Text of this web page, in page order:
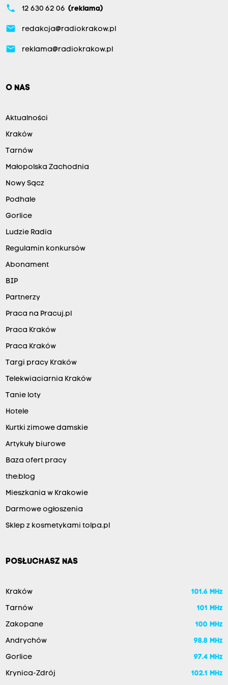
phone 12 630 62 06 (reklama)
email redakcja@radiokrakow.pl
email reklama@radiokrakow.pl
O NAS
Aktualności
Kraków
Tarnów
Małopolska Zachodnia
Nowy Sącz
Podhale
Gorlice
Ludzie Radia
Regulamin konkursów
Abonament
BIP
Partnerzy
Praca na Pracuj.pl
Praca Kraków
Praca Kraków
Targi pracy Kraków
Telekwiaciarnia Kraków
Tanie loty
Hotele
Kurtki zimowe damskie
Artykuły biurowe
Baza ofert pracy
the:blog
Mieszkania w Krakowie
Darmowe ogłoszenia
Sklep z kosmetykami tolpa.pl
POSŁUCHASZ NAS
Kraków 101.6 MHz
Tarnów 101 MHz
Zakopane 100 MHz
Andrychów 98.8 MHz
Gorlice 97.4 MHz
Krynica-Zdrój 102.1 MHz